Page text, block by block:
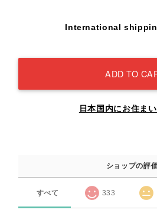
International
ADD TO
日本国内にお住ま
ショップの評
すべて 333